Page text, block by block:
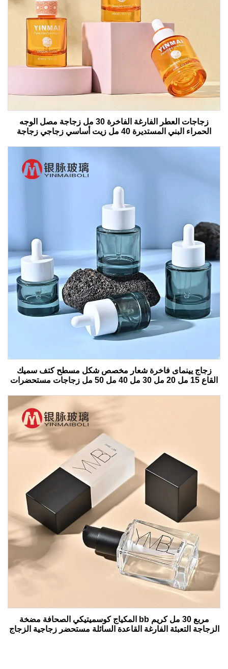
زجاجات العطر الفارغة الفاخرة 30 مل زجاجة مصل الوجه
الحمراء البني المستديرة 40 مل زيت أساسي زجاجي زجاجة
زجاج يينماى فاخرة شعار مخصص شكل مسطح كتف سميك
القاع 15 مل 20 مل 30 مل 40 مل 50 مل زجاجات مستحضرات
مربع 30 مل كريم bb المكياج كوسميتيكي الصحافة مضخة
الزجاجة التعبئة الفارغة القاعدة السائلة مستحضر زجاجية الزجاج